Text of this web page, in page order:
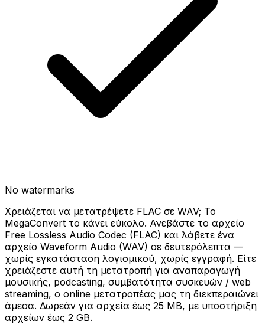
No watermarks
Χρειάζεται να μετατρέψετε FLAC σε WAV; Το
MegaConvert το κάνει εύκολο. Ανεβάστε το αρχείο
Free Lossless Audio Codec (FLAC) και λάβετε ένα
αρχείο Waveform Audio (WAV) σε δευτερόλεπτα —
χωρίς εγκατάσταση λογισμικού, χωρίς εγγραφή. Είτε
χρειάζεστε αυτή τη μετατροπή για αναπαραγωγή
μουσικής, podcasting, συμβατότητα συσκευών / web
streaming, ο online μετατροπέας μας τη διεκπεραιώνει
άμεσα. Δωρεάν για αρχεία έως 25 MB, με υποστήριξη
αρχείων έως 2 GB.